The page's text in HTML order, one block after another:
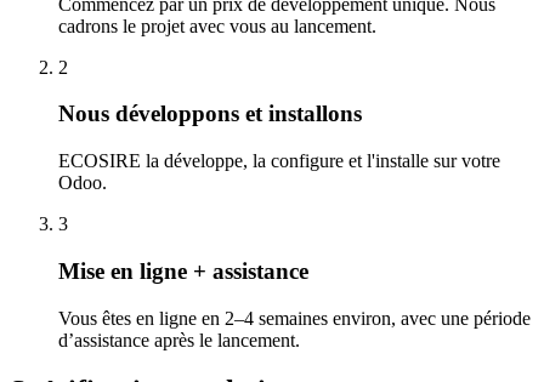
cadrons le projet avec vous au lancement.
2
Nous développons et installons
ECOSIRE la développe, la configure et l'installe sur votre
Odoo.
3
Mise en ligne + assistance
Vous êtes en ligne en 2–4 semaines environ, avec une période
d’assistance après le lancement.